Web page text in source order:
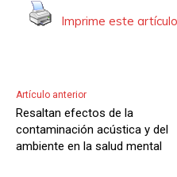
Imprime este artículo
Artículo anterior
Resaltan efectos de la
contaminación acústica y del
ambiente en la salud mental